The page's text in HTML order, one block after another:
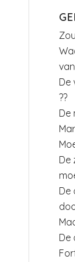
De
??
De
De
De
De